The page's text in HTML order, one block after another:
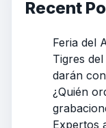
Recent
Feria del
Tigres
darán
¿Quién
Expertos